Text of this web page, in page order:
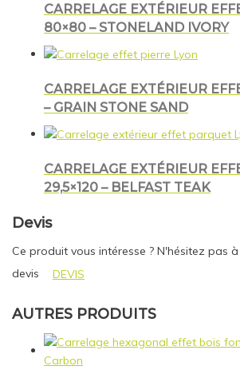
CARRELAGE EXTÉRIEUR
80×80 – STONELAND IVORY
CARRELAGE EXTÉRIEUR
– GRAIN STONE SAND
CARRELAGE EXTÉRIEUR
29,5×120 – BELFAST TEAK
Devis
Ce produit vous intéresse ? N'hésitez pas
devis
DEVIS
AUTRES PRODUITS